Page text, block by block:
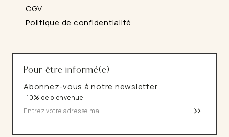
CGV
Politique de confidentialité
Pour être informé(e)
Abonnez-vous à notre newsletter
-10% de bienvenue
>>